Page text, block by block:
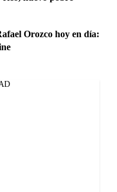
Orozco hoy en día: